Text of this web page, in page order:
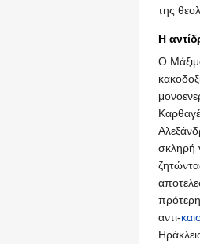
της
Η
Ο
σκληρή
αντι-